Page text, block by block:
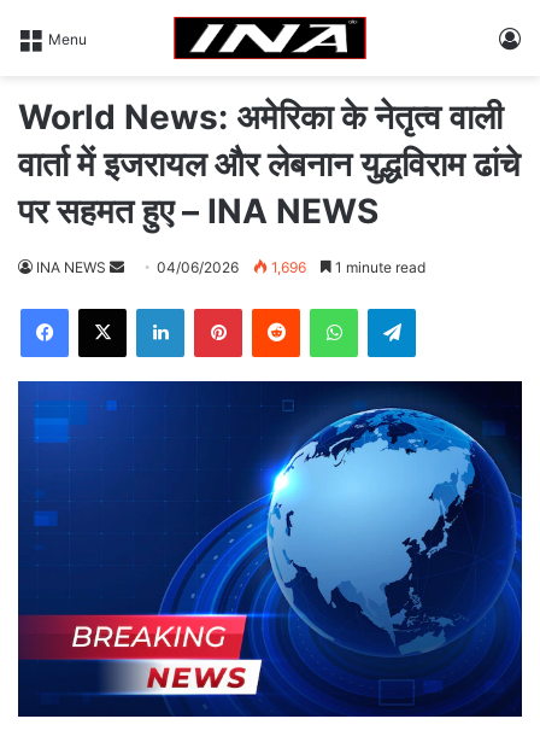
Menu
World News: अमेरिका के नेतृत्व वाली
वार्ता में इजरायल और लेबनान युद्धविराम ढांचे
पर सहमत हुए – INA NEWS
INA NEWS
d
a
m
04/06/2026 1,696 1 minute read